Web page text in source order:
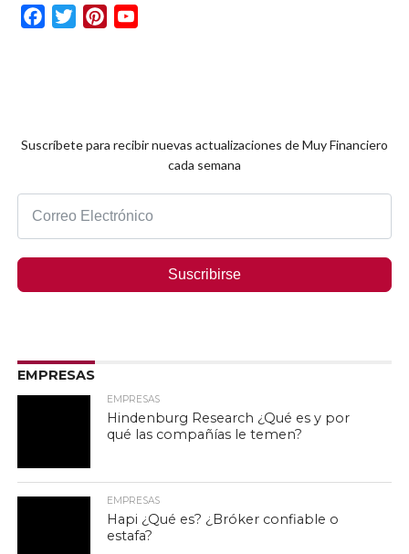
FacebookTwitterPinterest
Suscríbete para recibir nuevas actualizaciones de Muy Financiero
cada semana
Suscribirse
EMPRESAS
EMPRESAS
Hindenburg Research ¿Qué es y por
qué las compañías le temen?
EMPRESAS
Hapi ¿Qué es? ¿Bróker confiable o
estafa?